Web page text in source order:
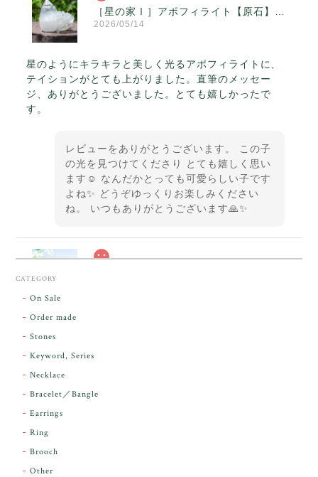
2026/05/14
星のようにキラキラと美しく光るアポフィライトに、
テイションがとても上がりました。直筆のメッセー
ジ、ありがとうございました。とても嬉しかったで
す。
レビューをありがとうございます。 この子
の光を見つけてくださり とても嬉しく思い
ます☺️ なんだかとっても可愛らしい子です
よね✨ どうぞゆっくりお楽しみください
ね。 いつもありがとうございます🙏✨
ンダラで感動しました。素敵な箱と和紙で石を包んで
下さり、ありがとうございました。
レビューをありがとうございます。 実物を
CATEGORY
On Sale
Order made
Stones
Keyword, Series
Necklace
Bracelet／Bangle
Earrings
Ring
Brooch
Other